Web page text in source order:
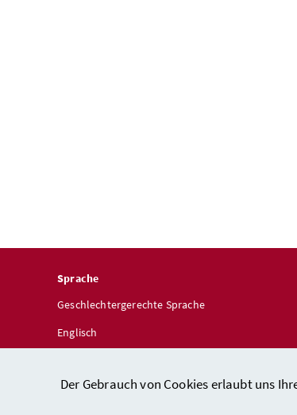
Der Gebrauch von Cookies erlaubt uns
Sprache
Geschlechtergerechte Sprache
Englisch